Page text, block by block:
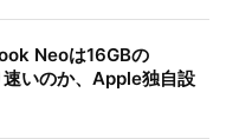
Neoは16GBの
いのか、Apple独自設